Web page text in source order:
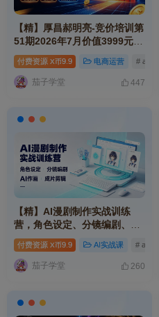
【精】厚昌郝明亮-竞价培训第
51期2026年7月价值3999元，
竞价实战、第51期、2026年7
月
付费资源 X币9.9 电商运营 # ai
茄子学堂 447
【精】AI漫剧制作实战训练
营，角色设定、分镜编剧、AI
作画、成片剪辑
付费资源 X币9.9 AI实战课 # ai
茄子学堂 260